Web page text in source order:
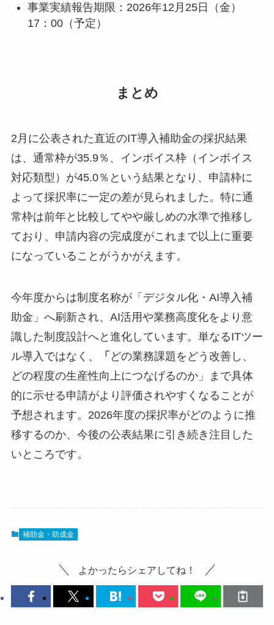
事業実績報告期限：2026年12月25日（金）
17：00（予定）
まとめ
2月に公表された直近のIT導入補助金の採択結果
は、通常枠が35.9％、インボイス枠（インボイス
対応類型）が45.0％という結果となり、申請枠に
よって採択率に一定の差が見られました。特に通
常枠は前年と比較してやや厳しめの水準で推移し
ており、申請内容の完成度がこれまで以上に重要
になっていることがうかがえます。
今年度からは制度名称が「デジタル化・AI導入補
助金」へ刷新され、AI活用や業務高度化をより意
識した制度設計へと進化しています。単なるITツー
ル導入ではなく、
「 どの業務課題をどう改善し、
どの程度の生産性向上につなげるのか」まで具体
的に示せる申請がより評価されやすくなることが
予想されます。2026年度の採択率がどのように推
移するのか、今後の公表結果に引き続き注目した
いところです。
補助金・助成金
よかったらシェアしてね！